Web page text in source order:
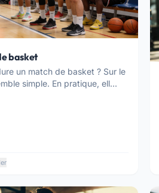
basket
un match de basket ? Sur le
simple. En pratique, ell...